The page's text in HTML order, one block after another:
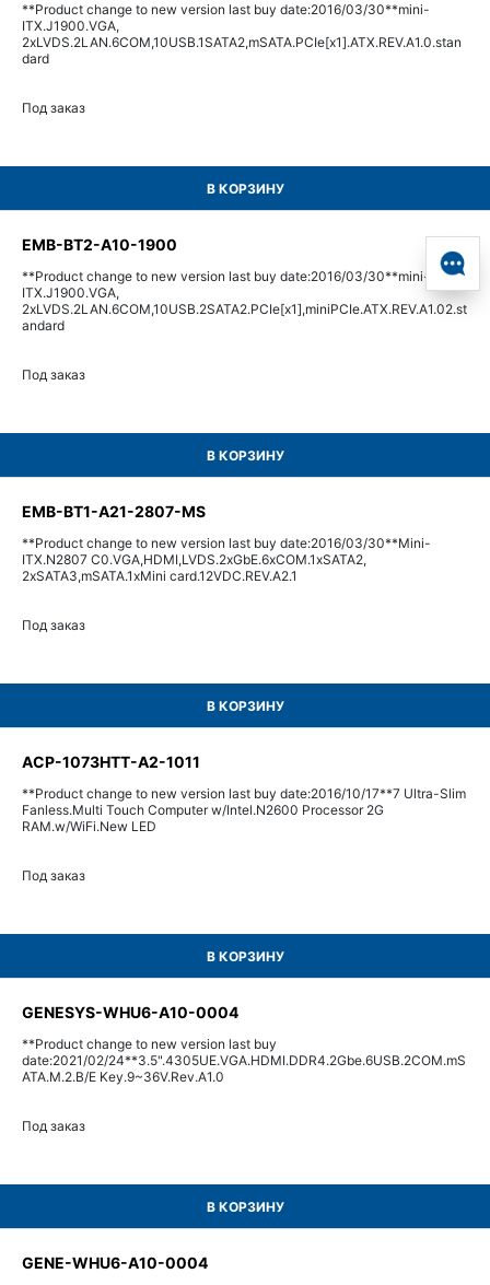
**Product change to new version last buy date:2016/03/30**mini-
ITX.J1900.VGA,
2xLVDS.2LAN.6COM,10USB.1SATA2,mSATA.PCIe[x1].ATX.REV.A1.0.stan
dard
Под заказ
В КОРЗИНУ
EMB-BT2-A10-1900
**Product change to new version last buy date:2016/03/30**mini-
ITX.J1900.VGA,
2xLVDS.2LAN.6COM,10USB.2SATA2.PCIe[x1],miniPCIe.ATX.REV.A1.02.st
andard
Под заказ
В КОРЗИНУ
EMB-BT1-A21-2807-MS
**Product change to new version last buy date:2016/03/30**Mini-
ITX.N2807 C0.VGA,HDMI,LVDS.2xGbE.6xCOM.1xSATA2,
2xSATA3,mSATA.1xMini card.12VDC.REV.A2.1
Под заказ
В КОРЗИНУ
ACP-1073HTT-A2-1011
**Product change to new version last buy date:2016/10/17**7 Ultra-Slim
Fanless.Multi Touch Computer w/Intel.N2600 Processor 2G
RAM.w/WiFi.New LED
Под заказ
В КОРЗИНУ
GENESYS-WHU6-A10-0004
**Product change to new version last buy
date:2021/02/24**3.5".4305UE.VGA.HDMI.DDR4.2Gbe.6USB.2COM.mS
ATA.M.2.B/E Key.9~36V.Rev.A1.0
Под заказ
В КОРЗИНУ
GENE-WHU6-A10-0004